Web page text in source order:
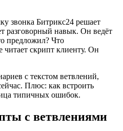
звонка Битрикс24 решает
разговорный навык. Он ведёт
предложил? Что
скрипт клиенту. Он
с текстом ветвлений,
Плюс: как встроить
типичных ошибок.
с ветвлениями